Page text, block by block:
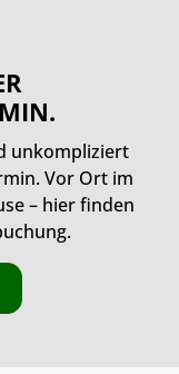
unkompliziert
Vor Ort im
– hier finden